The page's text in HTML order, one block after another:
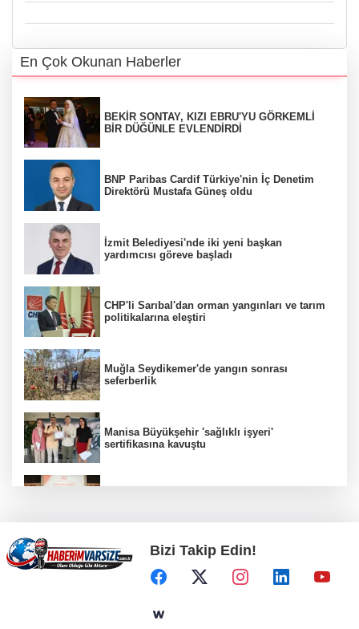
En Çok Okunan Haberler
BEKİR SONTAY, KIZI EBRU'YU GÖRKEMLİ
BİR DÜĞÜNLE EVLENDİRDİ
BNP Paribas Cardif Türkiye'nin İç Denetim
Direktörü Mustafa Güneş oldu
İzmit Belediyesi'nde iki yeni başkan
yardımcısı göreve başladı
CHP'li Sarıbal'dan orman yangınları ve tarım
politikalarına eleştiri
Muğla Seydikemer'de yangın sonrası
seferberlik
Manisa Büyükşehir 'sağlıklı işyeri'
sertifikasına kavuştu
Gürsel Tekin’den 'tutarlılık' mesajı... Tarihi
meselelerde pusula net olmalı
Bizi Takip Edin!